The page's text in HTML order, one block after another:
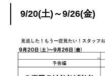
9/20(土)～9/26(金)